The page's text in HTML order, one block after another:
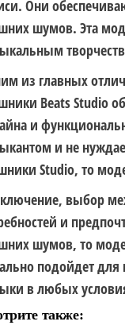
Они
шумов. Эта
из главных
Beats Studio
и
и не
Studio, то
выбор
и
шумов, то
подойдет для
в любых
также: